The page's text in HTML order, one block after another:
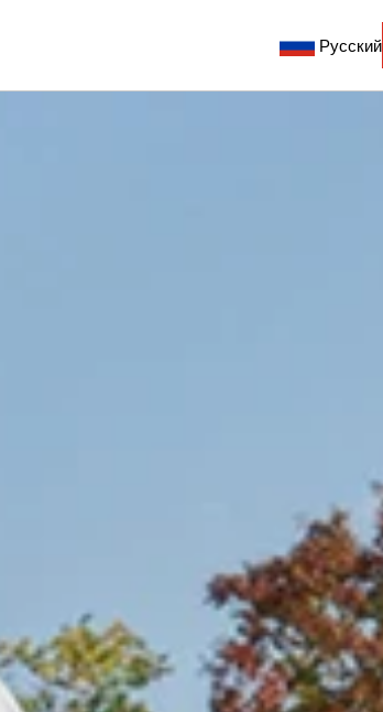
Русский